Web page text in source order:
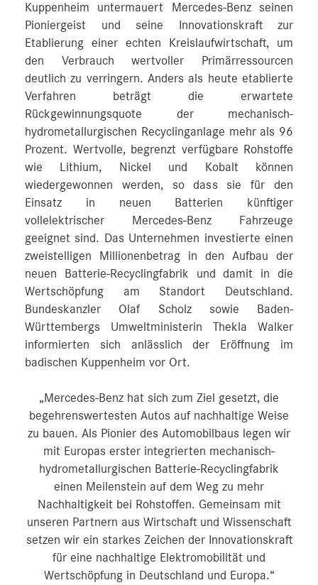
Kuppenheim untermauert Mercedes-Benz seinen
Pioniergeist und seine Innovationskraft zur
Etablierung einer echten Kreislaufwirtschaft, um
den Verbrauch wertvoller Primärressourcen
deutlich zu verringern. Anders als heute etablierte
Verfahren beträgt die erwartete
Rückgewinnungsquote der mechanisch-
hydrometallurgischen Recyclinganlage mehr als 96
Prozent. Wertvolle, begrenzt verfügbare Rohstoffe
wie Lithium, Nickel und Kobalt können
wiedergewonnen werden, so dass sie für den
Einsatz in neuen Batterien künftiger
vollelektrischer Mercedes-Benz Fahrzeuge
geeignet sind. Das Unternehmen investierte einen
zweistelligen Millionenbetrag in den Aufbau der
neuen Batterie-Recyclingfabrik und damit in die
Wertschöpfung am Standort Deutschland.
Bundeskanzler Olaf Scholz sowie Baden-
Württembergs Umweltministerin Thekla Walker
informierten sich anlässlich der Eröffnung im
badischen Kuppenheim vor Ort.
„Mercedes-Benz hat sich zum Ziel gesetzt, die
begehrenswertesten Autos auf nachhaltige Weise
zu bauen. Als Pionier des Automobilbaus legen wir
mit Europas erster integrierten mechanisch-
hydrometallurgischen Batterie-Recyclingfabrik
einen Meilenstein auf dem Weg zu mehr
Nachhaltigkeit bei Rohstoffen. Gemeinsam mit
unseren Partnern aus Wirtschaft und Wissenschaft
setzen wir ein starkes Zeichen der Innovationskraft
für eine nachhaltige Elektromobilität und
Wertschöpfung in Deutschland und Europa.“